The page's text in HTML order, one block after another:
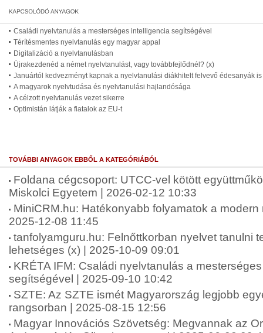
Családi nyelvtanulás a mesterséges intelligencia segítségével
Térítésmentes nyelvtanulás egy magyar appal
Digitalizáció a nyelvtanulásban
Újrakezdenéd a német nyelvtanulást, vagy továbbfejlődnél? (x)
Januártól kedvezményt kapnak a nyelvtanulási diákhitelt felvevő édesanyák is
A magyarok nyelvtudása és nyelvtanulási hajlandósága
A célzott nyelvtanulás vezet sikerre
Optimistán látják a fiatalok az EU-t
TOVÁBBI ANYAGOK EBBŐL A KATEGÓRIÁBÓL
Foldana cégcsoport: UTCC-vel kötött
Miskolci Egyetem | 2026-02-12 10:33
MiniCRM.hu: Hatékonyabb folyamatok a
2025-12-08 11:45
tanfolyamguru.hu: Felnőttkorban nyelvet tanulni
lehetséges (x) | 2025-10-09 09:01
KRÉTA IFM: Családi nyelvtanulás a
segítségével | 2025-09-10 10:42
SZTE: Az SZTE ismét Magyarország legjobb
rangsorban | 2025-08-15 12:56
Magyar Innovációs Szövetség: Megvannak az